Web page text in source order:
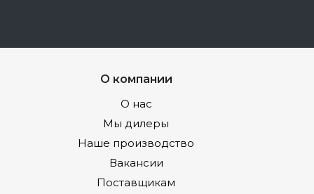
О компании
О нас
Мы дилеры
Наше производство
Вакансии
Поставщикам